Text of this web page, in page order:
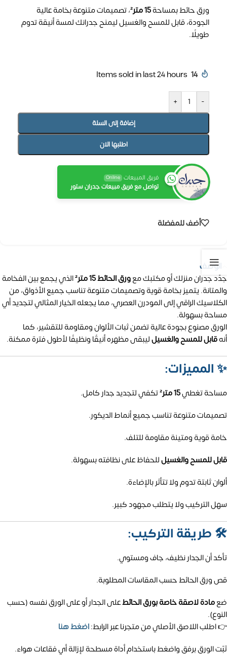
ورق حائط بمساحة15 متر²
، تصميمات متنوعة بخامة عالية
الجودة، قابل للمسح والغسيل ليمنح جدرانك لمسة أنيقة تدوم
طويلًا.
14
Items sold in last 24 hours
-
+
إضافة إلى السلة
اطلبها الان
فريق المبيعات Online
تواصل مع فريق مبيعات جدران ستور
أضف للمفضلة
الوصف
جدّد جدران منزلك أو مكتبك معورق الحائط 15 متر²
الذي يجمع بين الفخامة
والمتانة. يتميز بخامة قوية وتصميمات متنوعة تناسب جميع الأذواق، من
الكلاسيك الراقي إلى المودرن العصري، مما يجعله الخيار المثالي لتجديد أي
مساحة بسهولة.
الورق مصنوع بجودة عالية تضمن ثبات الألوان ومقاومة للتقشير، كما
أنهقابل للمسح والغسيلليبقى مظهره أنيقًا ونظيفًا لأطول فترة ممكنة.
✨المميزات:
مساحة تغطي15 متر²
تكفي لتجديد جدار كامل.
تصميمات متنوعة تناسب جميع أنماط الديكور.
خامة قوية ومتينة مقاومة للتلف.
قابل للمسح والغسيلللحفاظ على نظافته بسهولة.
ألوان ثابتة تدوم ولا تتأثر بالإضاءة.
سهل التركيب ولا يتطلب مجهود كبير.
🛠️ طريقة التركيب:
تأكد أن الجدار نظيف، جاف ومستوي.
قص ورق الحائط حسب المقاسات المطلوبة.
ضعمادة لاصقة خاصة بورق الحائطعلى الجدار أو على الورق نفسه (حسب
النوع).
👉 اطلب اللاصق الأصلي من متجرنا عبر الرابط:اضغط هنا
ثبّت الورق برفق واضغط باستخدام أداة مسطحة لإزالة أي فقاعات هواء.